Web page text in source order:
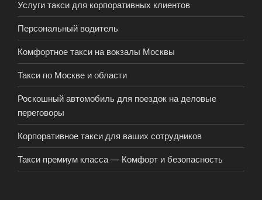
Услуги такси для корпоративных клиентов
Персональный водитель
Комфортное такси на вокзалы Москвы
Такси по Москве и области
Роскошный автомобиль для поездок на деловые
переговоры
Корпоративное такси для ваших сотрудников
Такси премиум класса — Комфорт и безопасность